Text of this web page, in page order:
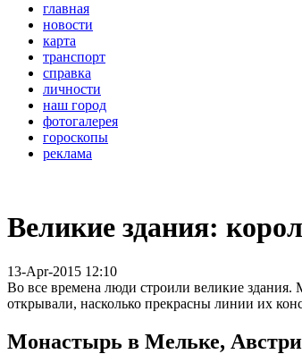
главная
новости
карта
транспорт
справка
личности
наш город
фотогалерея
гороскопы
реклама
Великие здания:
13-Apr-2015 12:10
Во все времена люди строили великие здания.
открывали, насколько прекрас­ны линии их
Монастырь в Мельке,